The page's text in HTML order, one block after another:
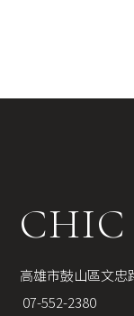
高雄市鼓山區文忠
07-552-2380